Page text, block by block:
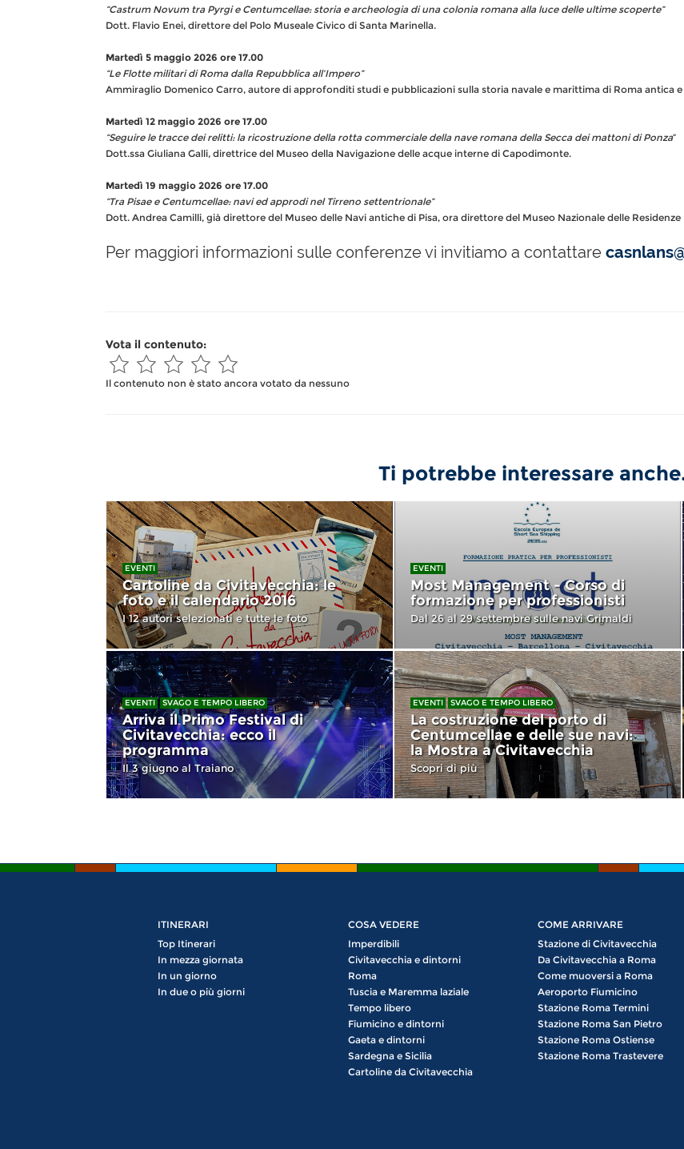
“Castrum Novum tra Pyrgi e Centumcellae: storia e archeologia di una colonia romana alla luce delle ultime scoperte”
Dott. Flavio Enei, direttore del Polo Museale Civico di Santa Marinella.
Martedì 5 maggio 2026 ore 17.00
“Le Flotte militari di Roma dalla Repubblica all’Impero”
Ammiraglio Domenico Carro, autore di approfonditi studi e pubblicazioni sulla storia navale e marittima di Roma antica
Martedì 12 maggio 2026 ore 17.00
“Seguire le tracce dei relitti: la ricostruzione della rotta commerciale della nave romana della Secca dei mattoni di Ponza”
Dott.ssa Giuliana Galli, direttrice del Museo della Navigazione delle acque interne di Capodimonte.
Martedì 19 maggio 2026 ore 17.00
“Tra Pisae e Centumcellae: navi ed approdi nel Tirreno settentrionale”
Dott. Andrea Camilli, già direttore del Museo delle Navi antiche di Pisa, ora direttore del Museo Nazionale delle Residenze
Per maggiori informazioni sulle conferenze vi invitiamo a contattare
Vota il contenuto:
Il contenuto non è stato ancora votato da nessuno
Ti potrebbe interessare
EVENTI
Cartoline da Civitavecchia: le
foto e il calendario 2016
I 12 autori selezionati e tutte le foto
EVENTI
Most Management - Corso di
formazione per professionisti
Dal 26 al 29 settembre sulle navi Grimaldi
EVENTI SVAGO E TEMPO LIBERO
Arriva il Primo Festival di
Civitavecchia: ecco il
programma
Il 3 giugno al Traiano
EVENTI SVAGO E TEMPO LIBERO
La costruzione del porto di
Centumcellae e delle sue navi:
la Mostra a Civitavecchia
Scopri di più
ITINERARI
Top Itinerari
In mezza giornata
In un giorno
In due o più giorni
COSA VEDERE
Imperdibili
Civitavecchia e dintorni
Roma
Tuscia e Maremma laziale
Tempo libero
Fiumicino e dintorni
Gaeta e dintorni
Sardegna e Sicilia
Cartoline da Civitavecchia
COME ARRIVARE
Stazione di Civitavecchia
Da Civitavecchia a Roma
Come muoversi a Roma
Aeroporto Fiumicino
Stazione Roma Termini
Stazione Roma San Pietro
Stazione Roma Ostiense
Stazione Roma Trastevere